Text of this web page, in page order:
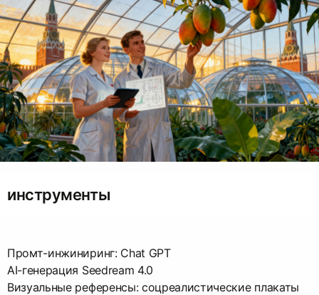
инструменты
Промт-инжиниринг: Chat GPT
AI-генерация Seedream 4.0
Визуальные референсы: соцреалистические плакаты